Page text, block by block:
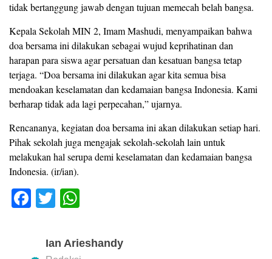
tidak bertanggung jawab dengan tujuan memecah belah bangsa.
​Kepala Sekolah MIN 2, Imam Mashudi, menyampaikan bahwa
doa bersama ini dilakukan sebagai wujud keprihatinan dan
harapan para siswa agar persatuan dan kesatuan bangsa tetap
terjaga. “Doa bersama ini dilakukan agar kita semua bisa
mendoakan keselamatan dan kedamaian bangsa Indonesia. Kami
berharap tidak ada lagi perpecahan,” ujarnya.
​Rencananya, kegiatan doa bersama ini akan dilakukan setiap hari.
Pihak sekolah juga mengajak sekolah-sekolah lain untuk
melakukan hal serupa demi keselamatan dan kedamaian bangsa
Indonesia. (ir/ian).
F
T
tt
at
Ian Arieshandy